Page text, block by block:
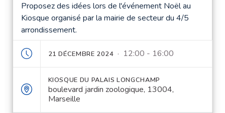
Proposez des idées lors de l'événement Noël au
Kiosque organisé par la mairie de secteur du 4/5
arrondissement.
21 DÉCEMBRE 2024 · 12:00 - 16:00
KIOSQUE DU PALAIS LONGCHAMP
boulevard jardin zoologique, 13004,
Marseille